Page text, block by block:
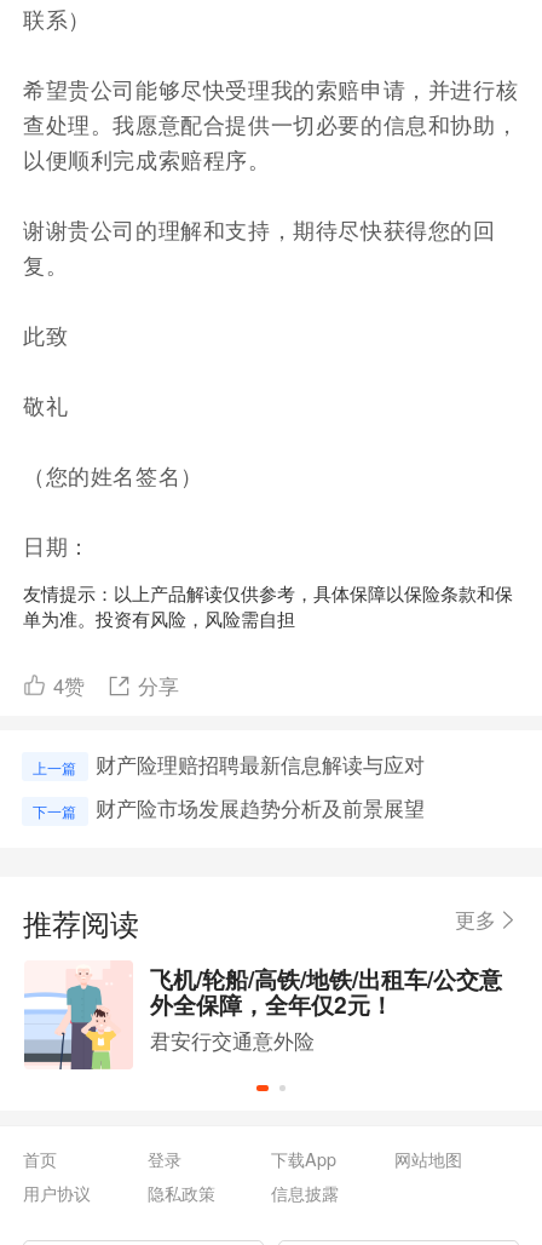
联系）
希望贵公司能够尽快受理我的索赔申请，并进行核
查处理。我愿意配合提供一切必要的信息和协助，
以便顺利完成索赔程序。
谢谢贵公司的理解和支持，期待尽快获得您的回
复。
此致
敬礼
（您的姓名签名）
日期：
友情提示：以上产品解读仅供参考，具体保障以保险条款和保
单为准。投资有风险，风险需自担
4赞 分享
上一篇 财产险理赔招聘最新信息解读与应对
下一篇 财产险市场发展趋势分析及前景展望
推荐阅读 更多
飞机/轮船/高铁/地铁/出租车/公交意
外全保障，全年仅2元！
君安行交通意外险
首页 登录 下载App
网站地图
用户协议
隐私政策 信息披露